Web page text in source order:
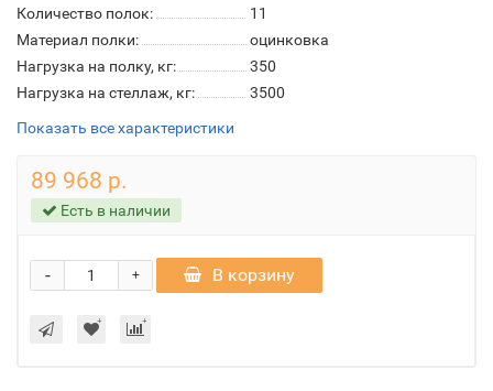
Количество полок:
11
Материал полки:
оцинковка
Нагрузка на полку, кг:
350
Нагрузка на стеллаж, кг:
3500
Показать все характеристики
89 968 р.
Есть в наличии
+
- В корзину